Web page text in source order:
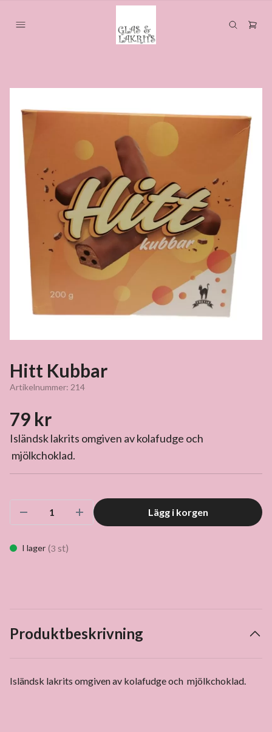
Hitt Kubbar
Artikelnummer: 214
79 kr
Isländsk lakrits omgiven av kolafudge och
mjölkchoklad.
Lägg i korgen
I lager (3 st)
Produktbeskrivning
Isländsk lakrits omgiven av kolafudge och mjölkchoklad.